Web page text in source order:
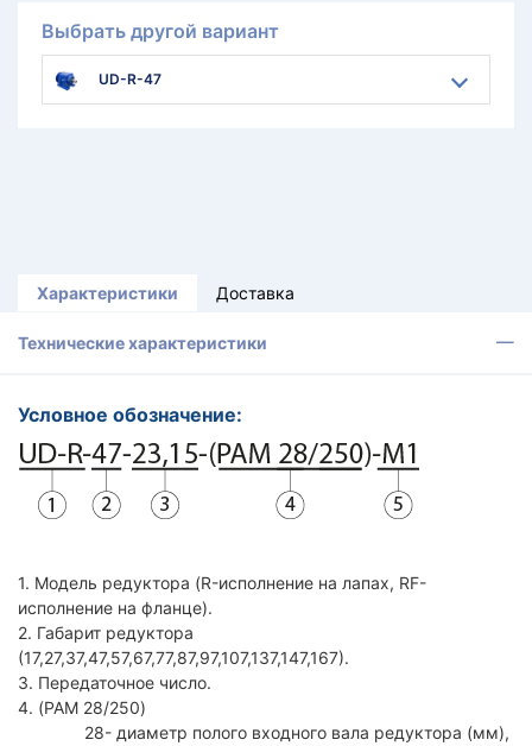
Выбрать другой вариант
UD-R-47
Характеристики Доставка
Технические характеристики
Условное обозначение:
1. Модель редуктора (R-исполнение на лапах, RF-
исполнение на фланце).
2. Габарит редуктора
(17,27,37,47,57,67,77,87,97,107,137,147,167).
3. Передаточное число.
4. (PAM 28/250)
28- диаметр полого входного вала редуктора (мм),